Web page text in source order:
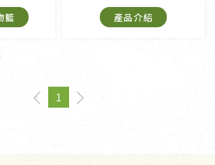
籃 產品介紹
pageYou're on page
1
page